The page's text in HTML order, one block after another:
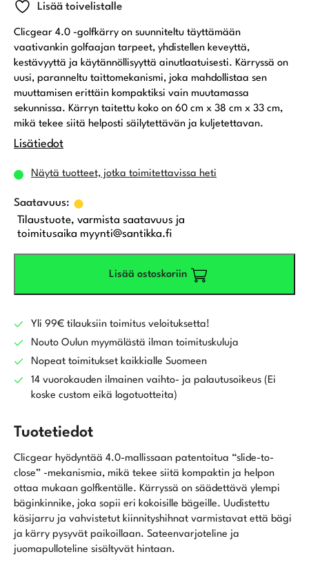
hinta
oli:
379,00 €.
hinta
on:
289,00 €.
Lisää toivelistalle
Clicgear 4.0 -golfkärry on suunniteltu täyttämään
vaativankin golfaajan tarpeet, yhdistellen keveyttä,
kestävyyttä ja käytännöllisyyttä ainutlaatuisesti. Kärryssä on
uusi, paranneltu taittomekanismi, joka mahdollistaa sen
muuttamisen erittäin kompaktiksi vain muutamassa
sekunnissa. Kärryn taitettu koko on 60 cm x 38 cm x 33 cm,
mikä tekee siitä helposti säilytettävän ja kuljetettavan.
Lisätiedot
Näytä tuotteet, jotka toimitettavissa heti
Tilaustuote, varmista saatavuus ja
toimitusaika myynti@santikka.fi
Lisää ostoskoriin
Yli 99€ tilauksiin toimitus veloituksetta!
Nouto Oulun myymälästä ilman toimituskuluja
Nopeat toimitukset kaikkialle Suomeen
14 vuorokauden ilmainen vaihto- ja palautusoikeus (Ei
koske custom eikä logotuotteita)
Tuotetiedot
Clicgear hyödyntää 4.0-mallissaan patentoitua “slide-to-
close” -mekanismia, mikä tekee siitä kompaktin ja helpon
ottaa mukaan golfkentälle. Kärryssä on säädettävä ylempi
bäginkinnike, joka sopii eri kokoisille bägeille. Uudistettu
käsijarru ja vahvistetut kiinnityshihnat varmistavat että bägi
ja kärry pysyvät paikoillaan. Sateenvarjoteline ja
juomapulloteline sisältyvät hintaan.